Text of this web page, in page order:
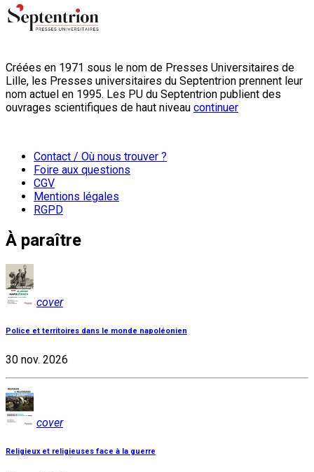
Créées en 1971 sous le nom de Presses Universitaires de
Lille, les Presses universitaires du Septentrion prennent leur
nom actuel en 1995. Les PU du Septentrion publient des
ouvrages scientifiques de haut niveau continuer
Contact / Où nous trouver ?
Foire aux questions
CGV
Mentions légales
RGPD
À paraître
cover
Police et territoires dans le monde napoléonien
30 nov. 2026
cover
Religieux et religieuses face à la guerre